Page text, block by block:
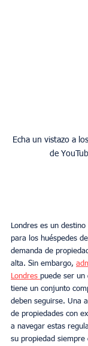
Echa un vistazo a
de
Londres es un
para los huéspedes
demanda de
alta. Sin embargo,
Londres puede ser un
tiene un conjunto
deben seguirse. Una
de propiedades con
a navegar estas
su propiedad siempre